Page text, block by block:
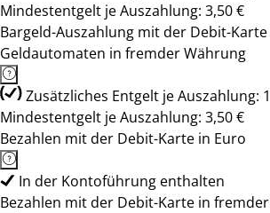
Mindestentgelt je Auszahlung: 3,50 €
Bargeld-Auszahlung mit der Debit-
Geldautomaten in fremder Währung
Zusätzliches Entgelt je Auszahlung:
Mindestentgelt je Auszahlung: 3,50 €
Bezahlen mit der Debit-Karte in Euro
In der Kontoführung enthalten
Bezahlen mit der Debit-Karte in